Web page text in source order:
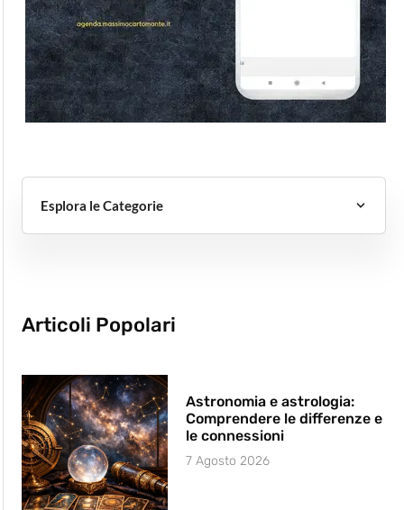
Esplora le Categorie
Articoli Popolari
Astronomia e astrologia:
Comprendere le differenze e
le connessioni
7 Agosto 2026